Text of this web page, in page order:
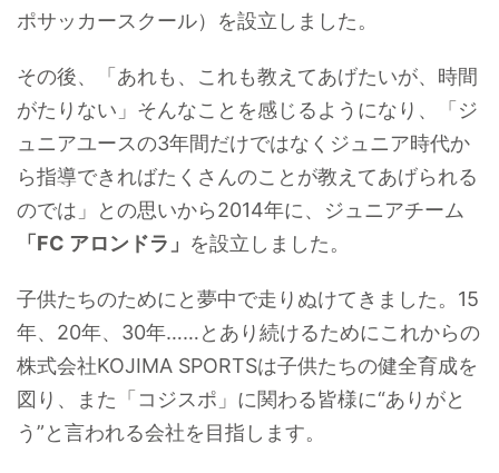
ポサッカースクール）を設立しました。
その後、「あれも、これも教えてあげたいが、時間
がたりない」そんなことを感じるようになり、「ジ
ュニアユースの3年間だけではなくジュニア時代か
ら指導できればたくさんのことが教えてあげられる
のでは」との思いから2014年に、ジュニアチーム
「FC アロンドラ」 を設立しました。
子供たちのためにと夢中で走りぬけてきました。15
年、20年、30年……とあり続けるためにこれからの
株式会社KOJIMA SPORTSは子供たちの健全育成を
図り、また「コジスポ」に関わる皆様に“ありがと
う”と言われる会社を目指します。